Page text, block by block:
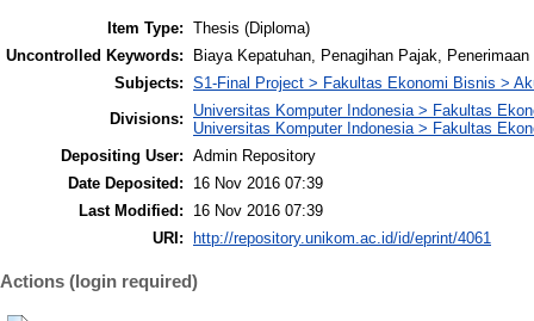
Item Type: Thesis (Diploma)
Uncontrolled Keywords:
Biaya Kepatuhan, Penagihan Pajak, Penerimaan
Subjects: S1-Final Project > Fakultas Ekonomi Bisnis >
Divisions:
Universitas Komputer Indonesia > Fakultas
Universitas Komputer Indonesia > Fakultas
Depositing User: Admin Repository
Date Deposited:
16 Nov 2016 07:39
Last Modified:
16 Nov 2016 07:39
URI:
http://repository.unikom.ac.id/id/eprint/4061
Actions (login required)